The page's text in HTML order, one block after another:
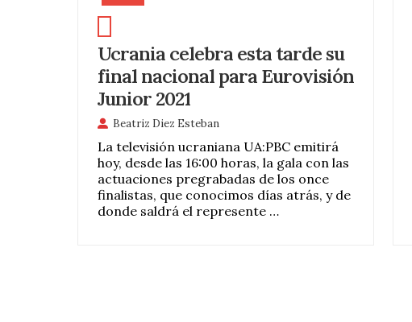
Ucrania celebra esta tarde su
final nacional para Eurovisión
Junior 2021
Beatriz Diez Esteban
La televisión ucraniana UA:PBC emitirá
hoy, desde las 16:00 horas, la gala con las
actuaciones pregrabadas de los once
finalistas, que conocimos días atrás, y de
donde saldrá el represente …